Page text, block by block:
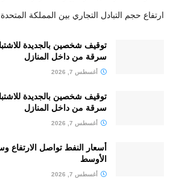
ارتفاع حجم التبادل التجاري بين المملكة المتحدة
توقيف شخصين بالجديدة
سرقة من داخل المنازل
أغسطس 7, 2026
توقيف شخصين بالجديدة
سرقة من داخل المنازل
أغسطس 7, 2026
أسعار النفط تواصل
الأوسط
أغسطس 7, 2026